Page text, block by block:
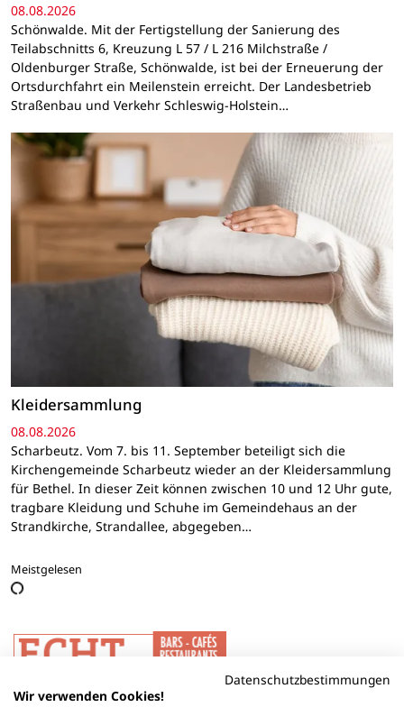
08.08.2026
Schönwalde. Mit der Fertigstellung der Sanierung des
Teilabschnitts 6, Kreuzung L 57 / L 216 Milchstraße /
Oldenburger Straße, Schönwalde, ist bei der Erneuerung der
Ortsdurchfahrt ein Meilenstein erreicht. Der Landesbetrieb
Straßenbau und Verkehr Schleswig-Holstein…
Kleidersammlung
08.08.2026
Scharbeutz. Vom 7. bis 11. September beteiligt sich die
Kirchengemeinde Scharbeutz wieder an der Kleidersammlung
für Bethel. In dieser Zeit können zwischen 10 und 12 Uhr gute,
tragbare Kleidung und Schuhe im Gemeindehaus an der
Strandkirche, Strandallee, abgegeben…
Meistgelesen
Datenschutzbestimmungen
Wir verwenden Cookies!